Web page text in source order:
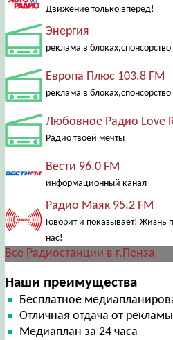
Движение только вперёд!
Энергия
реклама в блоках,спонсорство
Европа Плюс 103.8 FM
реклама в блоках,спонсорство
Любовное Радио Love
Радио твоей мечты
Вести 96.0 FM
информационный канал
Радио Маяк 95.2 FM
Говорит и показывает! Жизнь
нас!
Все Радиостанции в г.Пенза
Наши преимущества
Бесплатное
Отличная отдача от рекламы
Медиаплан за 24 часа